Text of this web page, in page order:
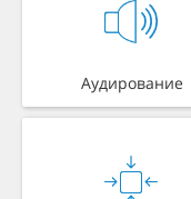
Аудирование